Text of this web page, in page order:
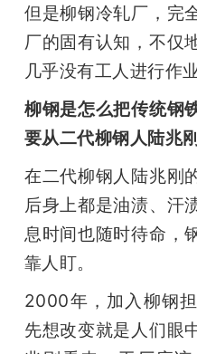
但是柳钢冷轧厂，完
厂的固有认知，不仅
几乎没有工人进行作业
柳钢是怎么把传统钢
要从二代柳钢人陆兆刚
在二代柳钢人陆兆刚
后身上都是油渍、汗
息时间也随时待命，
靠人盯。
2000年，加入柳钢
先想改变就是人们眼